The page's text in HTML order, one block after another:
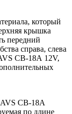
который
крышка
передний
справа, слева
CВ-18А 12V,
AVS CВ-18А
по длине